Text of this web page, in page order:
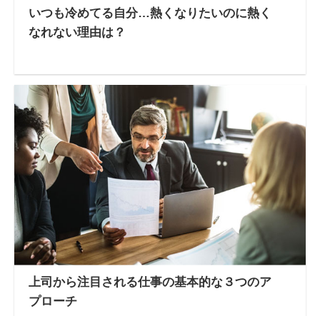
いつも冷めてる自分…熱くなりたいのに熱く
なれない理由は？
上司から注目される仕事の基本的な３つのア
プローチ